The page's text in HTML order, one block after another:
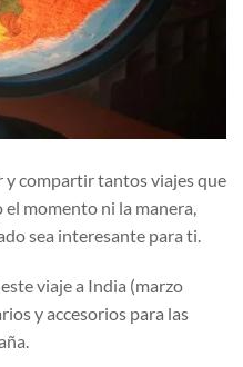
compartir tantos viajes que
momento ni la manera,
sea interesante para ti.
viaje a India (marzo
y accesorios para las